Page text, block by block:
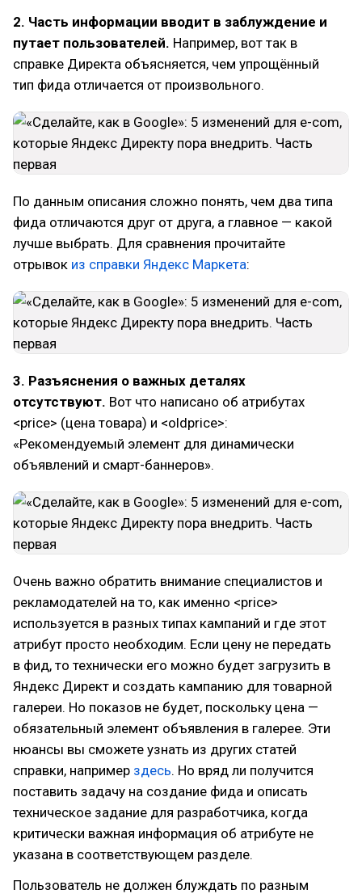
2. Часть информации вводит в заблуждение и
путает пользователей. Например, вот так в
справке Директа объясняется, чем упрощённый
тип фида отличается от произвольного.
По данным описания сложно понять, чем два типа
фида отличаются друг от друга, а главное — какой
лучше выбрать. Для сравнения прочитайте
отрывок из справки Яндекс Маркета:
3. Разъяснения о важных деталях
отсутствуют. Вот что написано об атрибутах
<price> (цена товара) и <oldprice>:
«Рекомендуемый элемент для динамически
объявлений и смарт-баннеров».
Очень важно обратить внимание специалистов и
рекламодателей на то, как именно <price>
используется в разных типах кампаний и где этот
атрибут просто необходим. Если цену не передать
в фид, то технически его можно будет загрузить в
Яндекс Директ и создать кампанию для товарной
галереи. Но показов не будет, поскольку цена —
обязательный элемент объявления в галерее. Эти
нюансы вы сможете узнать из других статей
справки, например здесь. Но вряд ли получится
поставить задачу на создание фида и описать
техническое задание для разработчика, когда
критически важная информация об атрибуте не
указана в соответствующем разделе.
Пользователь не должен блуждать по разным